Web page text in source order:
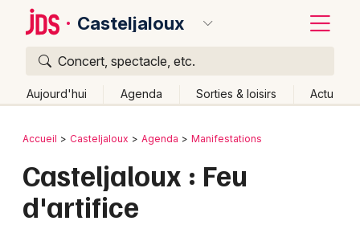
Casteljaloux
Concert, spectacle, etc.
Aujourd'hui Agenda Sorties & loisirs Actu
Publier un événement
Bordeaux
Colmar
Retour
Accueil Casteljaloux Agenda Manifestations
Casteljaloux : Feu
d'artifice
Quoi ?
Où ?
Aquitaine
Partout Près de moi Changer de lieu
Quand ?